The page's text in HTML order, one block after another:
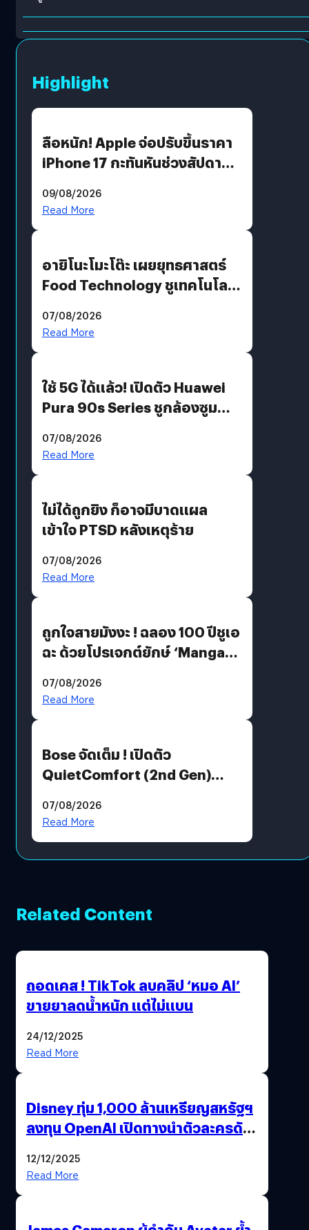
Highlight
ลือหนัก! Apple จ่อปรับขึ้นราคา
iPhone 17 กะทันหันช่วงสัปดาห์ที่
09/08/2026
Read More
อายิโนะโมะโต๊ะ เผยยุทธศาสตร์
Food Technology ชูเทคโนโลยี
บริโภคและ B2B
07/08/2026
Read More
ใช้ 5G ได้แล้ว! เปิดตัว Huawei
Pura 90s Series ชูกล้องซูม
07/08/2026
Read More
ไม่ได้ถูกยิง ก็อาจมีบาดแผล
เข้าใจ PTSD หลังเหตุร้าย
07/08/2026
Read More
ถูกใจสายมังงะ ! ฉลอง 100 ปีชูเอ
ฉะ ด้วยโปรเจกต์ยักษ์ ‘Manga
มีภาษาไทยด้วย
07/08/2026
Read More
Bose จัดเต็ม ! เปิดตัว
QuietComfort (2nd Gen)
07/08/2026
Read More
Related Content
ถอดเคส ! TikTok ลบคลิป ‘หมอ AI’
ขายยาลดน้ำหนัก แต่ไม่แบน
24/12/2025
Read More
Disney ทุ่ม 1,000 ล้านเหรียญสหรัฐฯ
ลงทุน OpenAI เปิดทางนำตัวละครดัง
12/12/2025
Read More